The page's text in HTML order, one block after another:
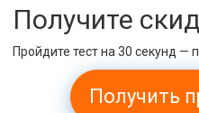
Получите
Пройдите тест на 30 секунд —
Получить